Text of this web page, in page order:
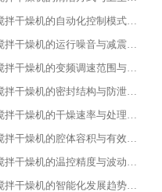
搅拌干燥机的自动化控制模式分类
搅拌干燥机的运行噪音与减震措施
搅拌干燥机的变频调速范围与控制精度
搅拌干燥机的密封结构与防泄漏等级
搅拌干燥机的干燥速率与处理量参数
搅拌干燥机的腔体容积与有效装载率
搅拌干燥机的温控精度与波动范围
搅拌干燥机的智能化发展趋势预测